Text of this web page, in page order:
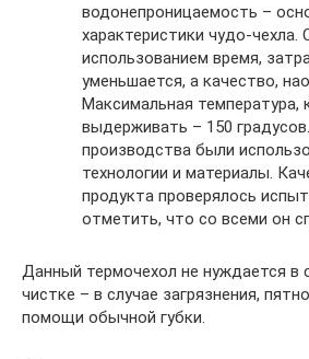
водонепроницаемость –
характеристики чудо-чехла.
использованием время,
уменьшается, а качество,
Максимальная
выдерживать – 150
производства были
технологии и материалы.
продукта проверялось
отметить, что со всеми он
Данный термочехол не нуждается в
чистке – в случае загрязнения,
помощи обычной губки.